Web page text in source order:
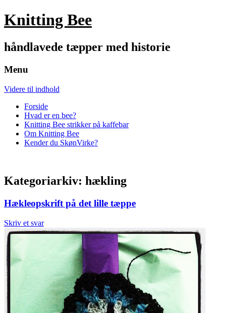
Knitting Bee
håndlavede tæpper med historie
Menu
Videre til indhold
Forside
Hvad er en bee?
Knitting Bee strikker på kaffebar
Om Knitting Bee
Kender du SkønVirke?
Kategoriarkiv: hækling
Hækleopskrift på det lille tæppe
Skriv et svar